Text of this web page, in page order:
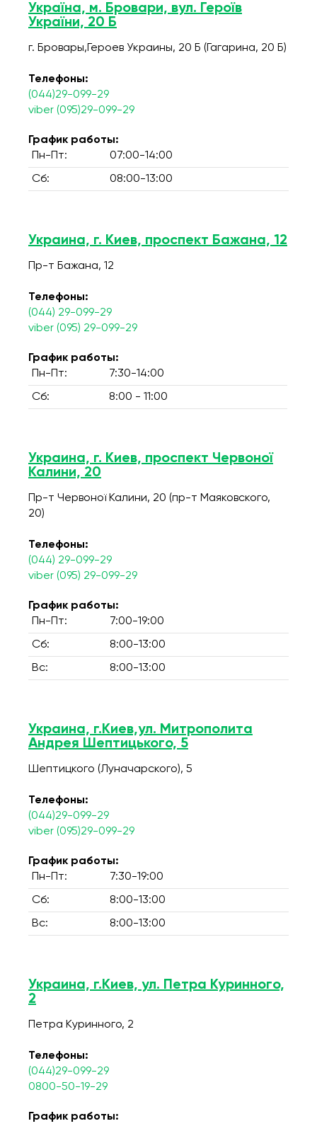
Україна, м. Бровари, вул. Героїв
України, 20 Б
г. Бровары,Героев Украины, 20 Б (Гагарина, 20 Б)
Телефоны:
(044)29-099-29
viber (095)29-099-29
График работы:
Пн-Пт:
07:00-14:00
Сб: 08:00-13:00
Украина, г. Киев, проспект Бажана, 12
Пр-т Бажана, 12
Телефоны:
(044) 29-099-29
viber (095) 29-099-29
График работы:
Пн-Пт:
7:30-14:00
Сб: 8:00 - 11:00
Украина, г. Киев, проспект Червоної
Калини, 20
Пр-т Червоної Калини, 20 (пр-т Маяковского,
20)
Телефоны:
(044) 29-099-29
viber (095) 29-099-29
График работы:
Пн-Пт:
7:00-19:00
Сб: 8:00-13:00
Вс: 8:00-13:00
Украина, г.Киев,ул. Митрополита
Андрея Шептицького, 5
Шептицкого (Луначарского), 5
Телефоны:
(044)29-099-29
viber (095)29-099-29
График работы:
Пн-Пт:
7:30-19:00
Сб: 8:00-13:00
Вс: 8:00-13:00
Украина, г.Киев, ул. Петра Куринного,
2
Петра Куринного, 2
Телефоны:
(044)29-099-29
0800-50-19-29
График работы: